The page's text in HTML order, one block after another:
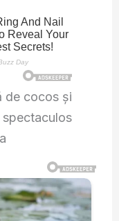
de cocos și